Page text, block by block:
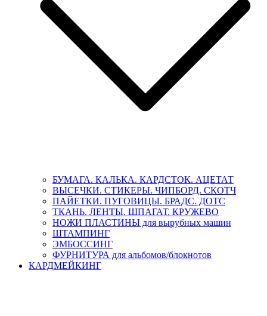
БУМАГА. КАЛЬКА. КАРДСТОК. АЦЕТАТ
ВЫСЕЧКИ. СТИКЕРЫ. ЧИПБОРД. СКОТЧ
ПАЙЕТКИ. ПУГОВИЦЫ. БРАДС. ДОТС
ТКАНЬ. ЛЕНТЫ. ШПАГАТ. КРУЖЕВО
НОЖИ ПЛАСТИНЫ для вырубных машин
ШТАМПИНГ
ЭМБОССИНГ
ФУРНИТУРА для альбомов/блокнотов
КАРДМЕЙКИНГ